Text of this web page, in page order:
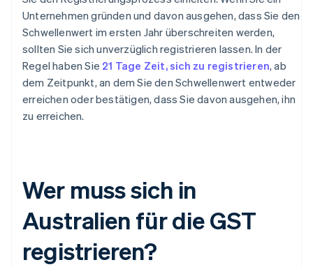
Unternehmen gründen und davon ausgehen, dass Sie den
Schwellenwert im ersten Jahr überschreiten werden,
sollten Sie sich unverzüglich registrieren lassen. In der
Regel haben Sie 21 Tage Zeit, sich zu registrieren, ab
dem Zeitpunkt, an dem Sie den Schwellenwert entweder
erreichen oder bestätigen, dass Sie davon ausgehen, ihn
zu erreichen.
Wer muss sich in
Australien für die GST
registrieren?